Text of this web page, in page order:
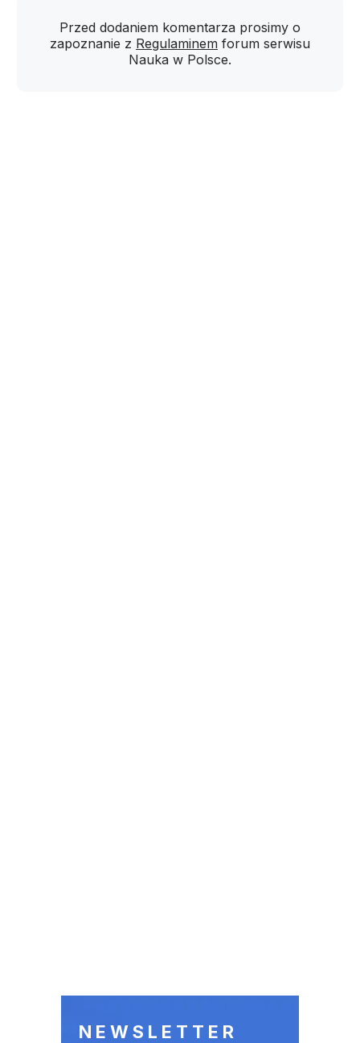
Przed dodaniem komentarza prosimy o
zapoznanie z Regulaminem forum serwisu
Nauka w Polsce.
NEWSLETTER